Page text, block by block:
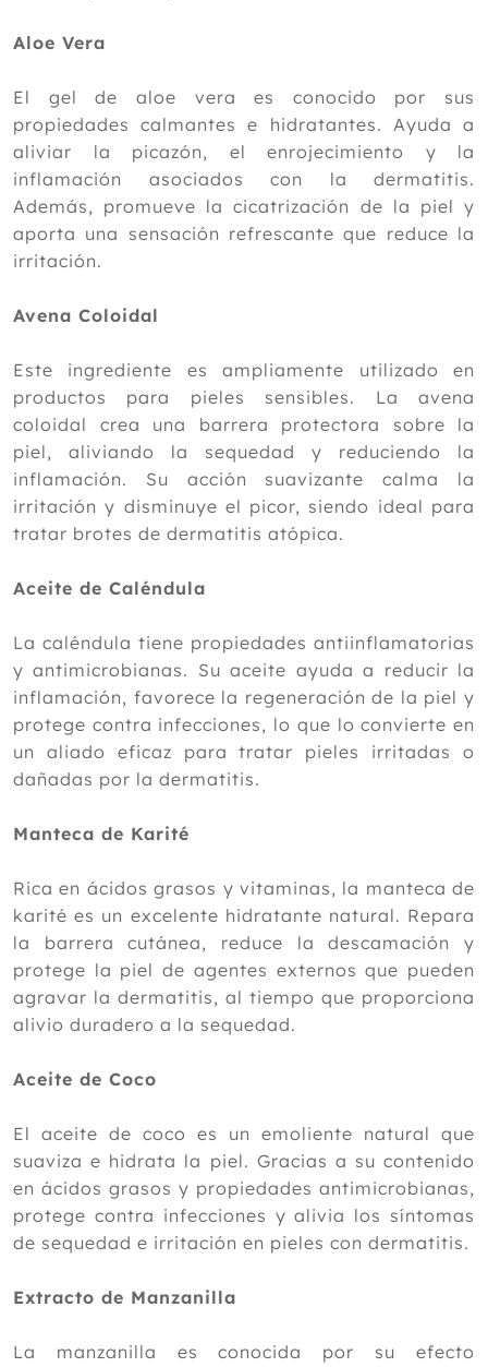
Aloe Vera
El gel de aloe vera es conocido por sus
propiedades calmantes e hidratantes. Ayuda a
aliviar la picazón, el enrojecimiento y la
inflamación asociados con la dermatitis.
Además, promueve la cicatrización de la piel y
aporta una sensación refrescante que reduce la
irritación.
Avena Coloidal
Este ingrediente es ampliamente utilizado en
productos para pieles sensibles. La avena
coloidal crea una barrera protectora sobre la
piel, aliviando la sequedad y reduciendo la
inflamación. Su acción suavizante calma la
irritación y disminuye el picor, siendo ideal para
tratar brotes de dermatitis atópica.
Aceite de Caléndula
La caléndula tiene propiedades antiinflamatorias
y antimicrobianas. Su aceite ayuda a reducir la
inflamación, favorece la regeneración de la piel y
protege contra infecciones, lo que lo convierte en
un aliado eficaz para tratar pieles irritadas o
dañadas por la dermatitis.
Manteca de Karité
Rica en ácidos grasos y vitaminas, la manteca de
karité es un excelente hidratante natural. Repara
la barrera cutánea, reduce la descamación y
protege la piel de agentes externos que pueden
agravar la dermatitis, al tiempo que proporciona
alivio duradero a la sequedad.
Aceite de Coco
El aceite de coco es un emoliente natural que
suaviza e hidrata la piel. Gracias a su contenido
en ácidos grasos y propiedades antimicrobianas,
protege contra infecciones y alivia los síntomas
de sequedad e irritación en pieles con dermatitis.
Extracto de Manzanilla
La manzanilla es conocida por su efecto